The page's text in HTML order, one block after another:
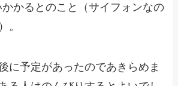
かるとのこと（サイフォンなの
。
に予定があったのであきらめま